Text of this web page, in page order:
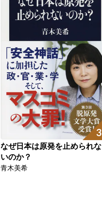
3
なぜ日本は原発を止められな
いのか？
青木美希